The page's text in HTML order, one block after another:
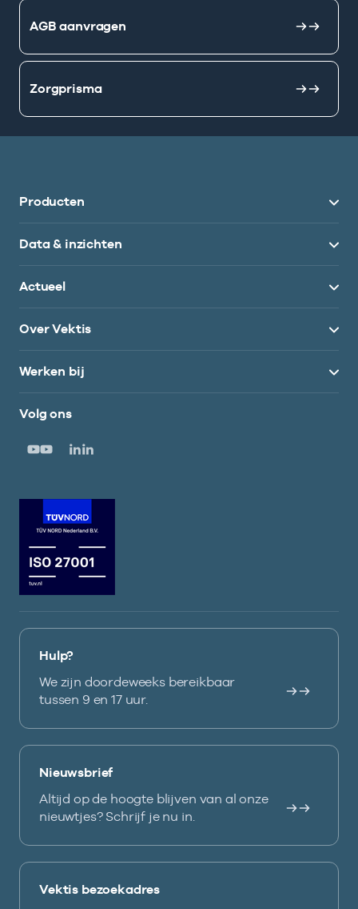
AGB aanvragen
Zorgprisma
Producten
Data & inzichten
Actueel
Over Vektis
Werken bij
Volg ons
Hulp?
We zijn doordeweeks bereikbaar
tussen 9 en 17 uur.
Nieuwsbrief
Altijd op de hoogte blijven van al onze
nieuwtjes? Schrijf je nu in.
Vektis bezoekadres